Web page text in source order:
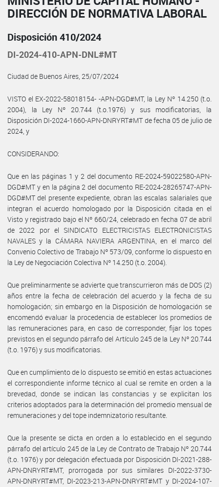
DIRECCIÓN DE NORMATIVA LABORAL
Disposición 410/2024
DI-2024-410-APN-DNL#MT
Ciudad de Buenos Aires, 25/07/2024
VISTO el EX-2022-58018154- -APN-DGD#MT, la Ley Nº 14.250 (t.o.
2004), la Ley Nº 20.744 (t.o.1976) y sus modificatorias, la
Disposición DI-2024-1660-APN-DNRYRT#MT de fecha 05 de julio de
2024, y
CONSIDERANDO:
Que en las páginas 1 y 2 del documento RE-2024-59022580-APN-
DGD#MT y en la página 2 del documento RE-2024-28265747-APN-
DGD#MT del presente expediente, obran las escalas salariales que
integran el acuerdo homologado por la Disposición citada en el
Visto y registrado bajo el Nº 660/24, celebrado en fecha 07 de abril
de 2022 por el SINDICATO ELECTRICISTAS ELECTRONICISTAS
NAVALES y la CÁMARA NAVIERA ARGENTINA, en el marco del
Convenio Colectivo de Trabajo Nº 573/09, conforme lo dispuesto en
la Ley de Negociación Colectiva Nº 14.250 (t.o. 2004).
Que preliminarmente se advierte que transcurrieron más de DOS (2)
años entre la fecha de celebración del acuerdo y la fecha de su
homologación; sin embargo en la Disposición de homologación se
encomendó evaluar la procedencia de establecer los promedios de
las remuneraciones para, en caso de corresponder, fijar los topes
previstos en el segundo párrafo del Artículo 245 de la Ley Nº 20.744
(t.o. 1976) y sus modificatorias.
Que en cumplimiento de lo dispuesto se emitió en estas actuaciones
el correspondiente informe técnico al cual se remite en orden a la
brevedad, donde se indican las constancias y se explicitan los
criterios adoptados para la determinación del promedio mensual de
remuneraciones y del tope indemnizatorio resultante.
Que la presente se dicta en orden a lo establecido en el segundo
párrafo del artículo 245 de la Ley de Contrato de Trabajo Nº 20.744
(t.o. 1976) y por delegación efectuada por Disposición DI-2021-288-
APN-DNRYRT#MT, prorrogada por sus similares DI-2022-3730-
APN-DNRYRT#MT, DI-2023-213-APN-DNRYRT#MT y DI-2024-107-